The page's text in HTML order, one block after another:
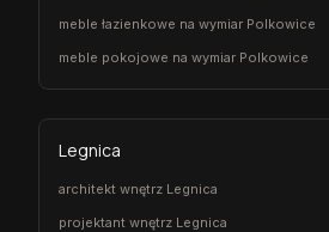
meble łazienkowe na wymiar Polkowice
meble pokojowe na wymiar Polkowice
Legnica
architekt wnętrz Legnica
projektant wnętrz Legnica